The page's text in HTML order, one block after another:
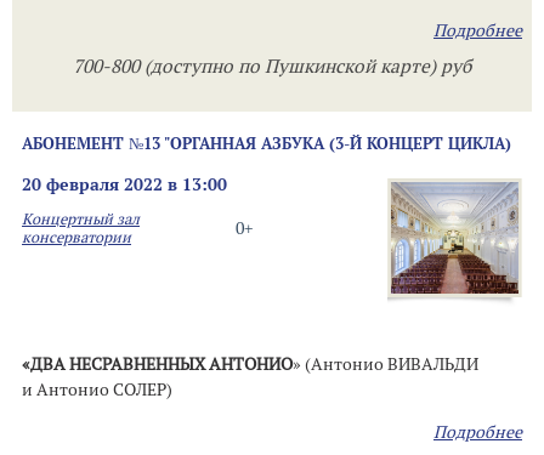
Подробнее
700-800 (доступно по Пушкинской карте) руб
АБОНЕМЕНТ №13 "ОРГАННАЯ АЗБУКА (3-Й КОНЦЕРТ ЦИКЛА)
20 февраля 2022 в 13:00
0+
Концертный зал
консерватории
«ДВА НЕСРАВНЕННЫХ АНТОНИО» (Антонио ВИВАЛЬДИ
и Антонио СОЛЕР)
Подробнее